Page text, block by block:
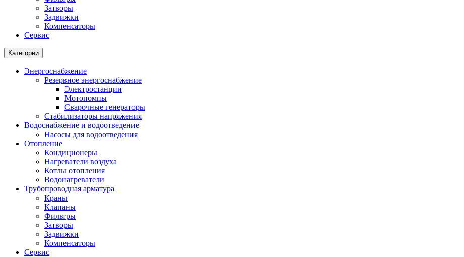
Затворы
Задвижки
Компенсаторы
Сервис
Категории
Энергоснабжение
Резервное энергоснабжение
Электростанции
Мотопомпы
Сварочные генераторы
Стабилизаторы напряжения
Водоснабжение и водоотведение
Насосы для водоотведения
Отопление
Кондиционеры
Нагреватели воздуха
Котлы отопления
Водонагреватели
Трубопроводная арматура
Краны
Клапаны
Фильтры
Затворы
Задвижки
Компенсаторы
Сервис